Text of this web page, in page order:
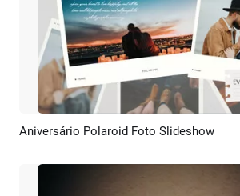
Pré-visualizar Criar IA
Aniversário Polaroid Foto Slideshow